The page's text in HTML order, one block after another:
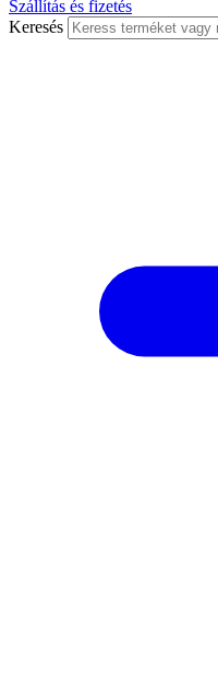
Szállítás és fizetés
Keresés